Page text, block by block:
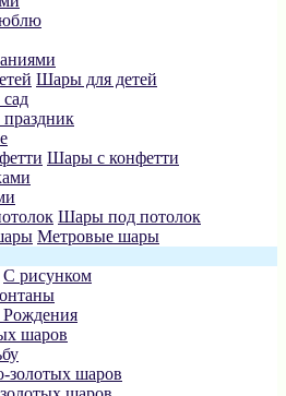
Шары для детей
Шары с конфетти
Шары под потолок
Метровые шары
С рисунком
шаров
золотых шаров